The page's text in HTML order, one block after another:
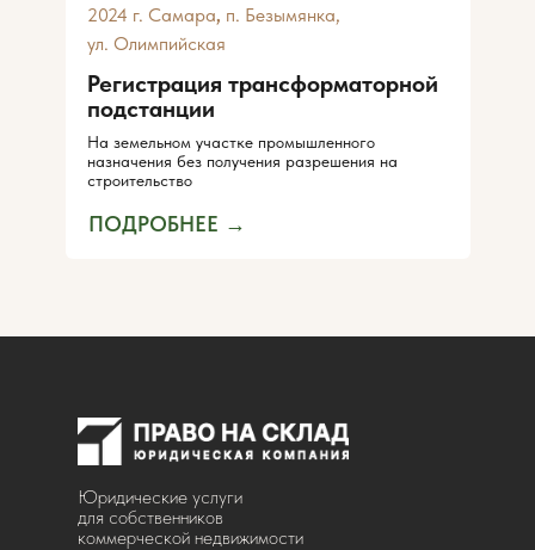
Оценить стоимость легализации
ПОДРОБНЕЕ →
Регистрация трансформаторной
подстанции
На земельном участке промышленного
назначения без получения разрешения на
строительство
2024 г. Самара, п. Безымянка,
ул. Олимпийская
Юридические услуги
для собственников
коммерческой недвижимости